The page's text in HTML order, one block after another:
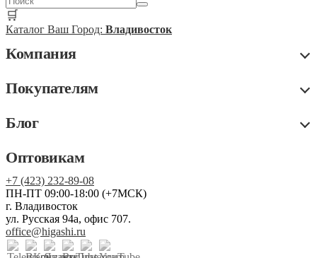
🛒
Каталог Ваш Город: Владивосток
Компания
Покупателям
Блог
Оптовикам
+7 (423) 232-89-08
ПН-ПТ 09:00-18:00 (+7МСК)
г. Владивосток
ул. Русская 94а, офис 707.
office@higashi.ru